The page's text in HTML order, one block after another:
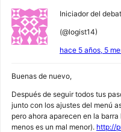
Iniciador del
(@logist14)
hace 5 años, 5
Buenas de nuevo,
Después de seguir todos tus
junto con los ajustes del menú
pero ahora aparecen en la
menos es un mal menor). http://